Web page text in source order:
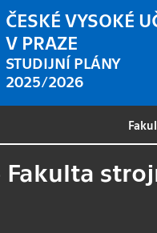
ČESKÉ VYSOKÉ
V PRAZE
STUDIJNÍ PLÁNY
2025/2026
Fakulta